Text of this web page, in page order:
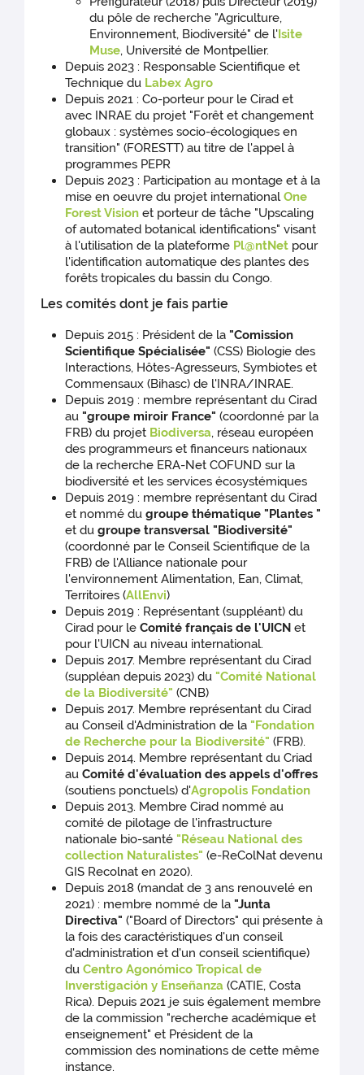
du pôle de recherche "Agriculture,
Environnement, Biodiversité" de l'Isite
Muse, Université de Montpellier.
Depuis 2023 : Responsable Scientifique et
Technique du Labex Agro
Depuis 2021 : Co-porteur pour le Cirad et
avec INRAE du projet "Forêt et changement
globaux : systèmes socio-écologiques en
transition" (FORESTT) au titre de l'appel à
programmes PEPR
Depuis 2023 : Participation au montage et à la
mise en oeuvre du projet internationalOne
Forest Vision et porteur de tâche "Upscaling
of automated botanical identifications" visant
à l'utilisation de la plateforme Pl@ntNet pour
l'identification automatique des plantes des
forêts tropicales du bassin du Congo.
Les comités dont je fais partie
Depuis 2015 : Président de la "Comission
Scientifique Spécialisée" (CSS) Biologie des
Interactions, Hôtes-Agresseurs, Symbiotes et
Commensaux (Bihasc) de l'INRA/INRAE.
Depuis 2019 : membre représentant du Cirad
au "groupe miroir France" (coordonné par la
FRB) du projet Biodiversa, réseau européen
des programmeurs et financeurs nationaux
de la recherche ERA-Net COFUND sur la
biodiversité et les services écosystémiques
Depuis 2019 : membre représentant du Cirad
et nommé dugroupe thématique "Plantes "
et dugroupe transversal "Biodiversité"
(coordonné par le Conseil Scientifique de la
FRB) de l'Alliance nationale pour
l'environnement Alimentation, Ean, Climat,
Territoires (AllEnvi)
Depuis 2019 : Représentant (suppléant) du
Cirad pour leComité français de l'UICN et
pour l'UICN au niveau international.
Depuis 2017. Membre représentant du Cirad
(suppléan depuis 2023) du "Comité National
de la Biodiversité" (CNB)
Depuis 2017. Membre représentant du Cirad
au Conseil d'Administration de la "Fondation
de Recherche pour la Biodiversité" (FRB).
Depuis 2014. Membre représentant du Criad
auComité d'évaluation des appels d'offres
(soutiens ponctuels) d'Agropolis Fondation
Depuis 2013. Membre Cirad nommé au
comité de pilotage de l'infrastructure
nationale bio-santé "Réseau National des
collection Naturalistes"(e-ReColNat devenu
GIS Recolnat en 2020).
Depuis 2018 (mandat de 3 ans renouvelé en
2021) : membre nommé de la "Junta
Directiva"("Board of Directors" qui présente à
la fois des caractéristiques d'un conseil
d'administration et d'un conseil scientifique)
duCentro Agonómico Tropical de
Inverstigación y Enseñanza(CATIE, Costa
Rica). Depuis 2021 je suis également membre
de la commission "recherche académique et
enseignement" et Président de la
commission des nominations de cette même
instance.